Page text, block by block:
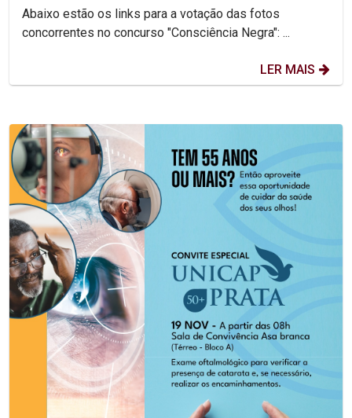
Abaixo estão os links para a votação das fotos
concorrentes no concurso "Consciência Negra": ...
LER MAIS